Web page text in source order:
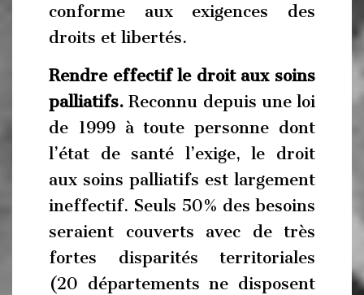
conforme aux exigences des
droits et libertés.
Rendre effectif le droit aux soins
palliatifs.Reconnu depuis une loi
de 1999 à toute personne dont
l’état de santé l’exige, le droit
aux soins palliatifs est largement
ineffectif. Seuls 50% des besoins
seraient couverts avec de très
fortes disparités territoriales
(20 départements ne disposent